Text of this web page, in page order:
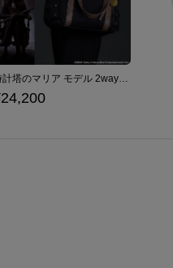
時計塔のマリア モデル 2wayトートバッグ Bloodborne